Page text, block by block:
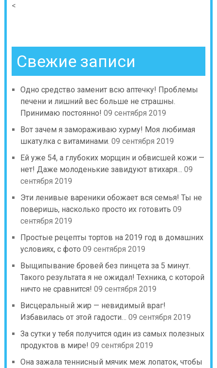
<
Свежие записи
Одно средство заменит всю аптечку! Проблемы
печени и лишний вес больше не страшны.
Принимаю постоянно! 09 сентября 2019
Вот зачем я замораживаю хурму! Моя любимая
шкатулка с витаминами. 09 сентября 2019
Ей уже 54, а глубоких морщин и обвисшей кожи —
нет! Даже молоденькие завидуют втихаря… 09
сентября 2019
Эти ленивые вареники обожает вся семья! Ты не
поверишь, насколько просто их готовить 09
сентября 2019
Простые рецепты тортов на 2019 год в домашних
условиях, с фото 09 сентября 2019
Выщипывание бровей без пинцета за 5 минут.
Такого результата я не ожидал! Техника, с которой
ничто не сравнится! 09 сентября 2019
Висцеральный жир — невидимый враг!
Избавилась от этой гадости… 09 сентября 2019
За сутки у тебя получится один из самых полезных
продуктов в мире! 09 сентября 2019
Она зажала теннисный мячик меж лопаток, чтобы